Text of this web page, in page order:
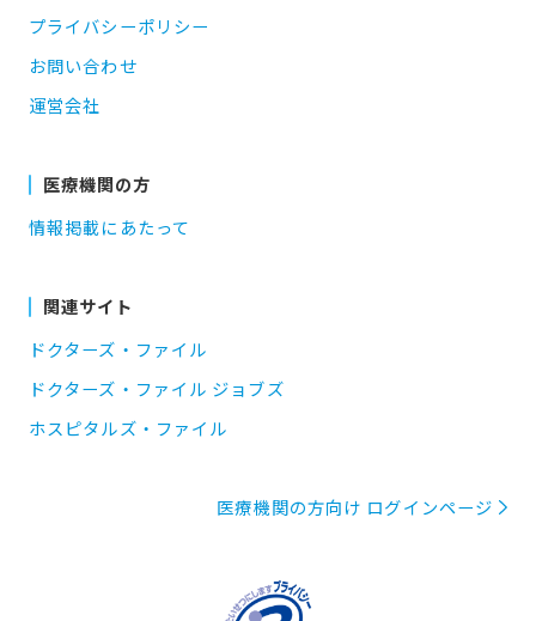
プライバシーポリシー
お問い合わせ
運営会社
医療機関の方
情報掲載にあたって
関連サイト
ドクターズ・ファイル
ドクターズ・ファイル ジョブズ
ホスピタルズ・ファイル
医療機関の方向け ログインページ